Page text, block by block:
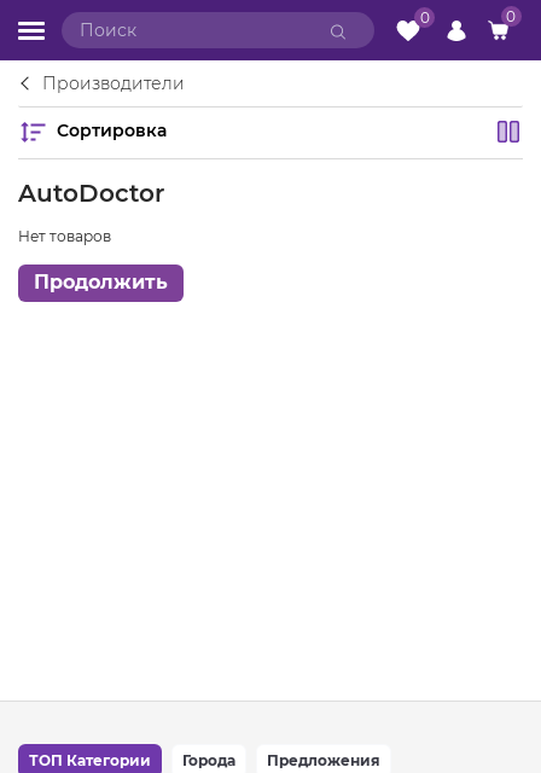
0 0
Производители
Сортировка
AutoDoctor
Нет товаров
Продолжить
ТОП Категории Города Предложения